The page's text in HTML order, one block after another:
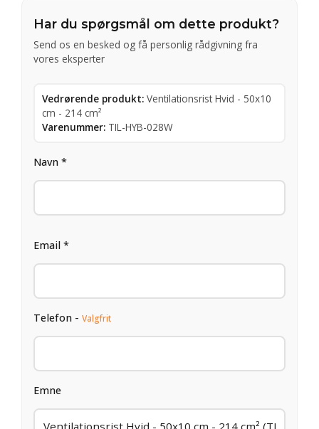
Har du spørgsmål om dette produkt?
Send os en besked og få personlig rådgivning fra
vores eksperter
Vedrørende produkt: Ventilationsrist Hvid - 50x10
cm - 214 cm²
Varenummer: TIL-HYB-028W
Navn *
Email *
Telefon - Valgfrit
Emne